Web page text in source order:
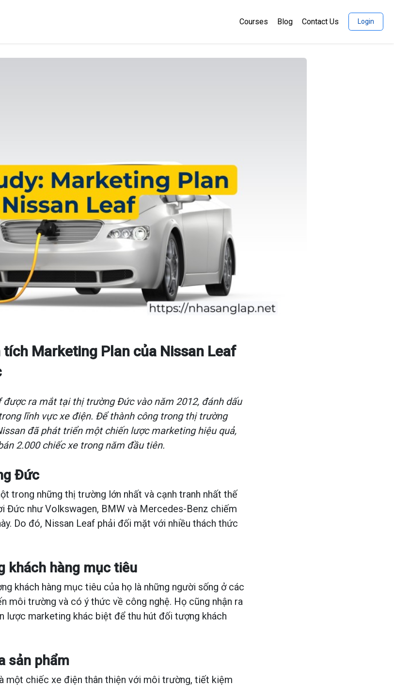
Courses Blog Contact Us Login
tích Marketing Plan của Nissan Leaf
được ra mắt tại thị trường Đức vào năm 2012, đánh dấu
lĩnh vực xe điện. Để thành công trong thị trường
đã phát triển một chiến lược marketing hiệu quả,
2.000 chiếc xe trong năm đầu tiên.
Đức
trong những thị trường lớn nhất và cạnh tranh nhất thế
Đức như Volkswagen, BMW và Mercedes-Benz chiếm
Do đó, Nissan Leaf phải đối mặt với nhiều thách thức
khách hàng mục tiêu
khách hàng mục tiêu của họ là những người sống ở các
môi trường và có ý thức về công nghệ. Họ cũng nhận ra
lược marketing khác biệt để thu hút đối tượng khách
sản phẩm
một chiếc xe điện thân thiện với môi trường, tiết kiệm